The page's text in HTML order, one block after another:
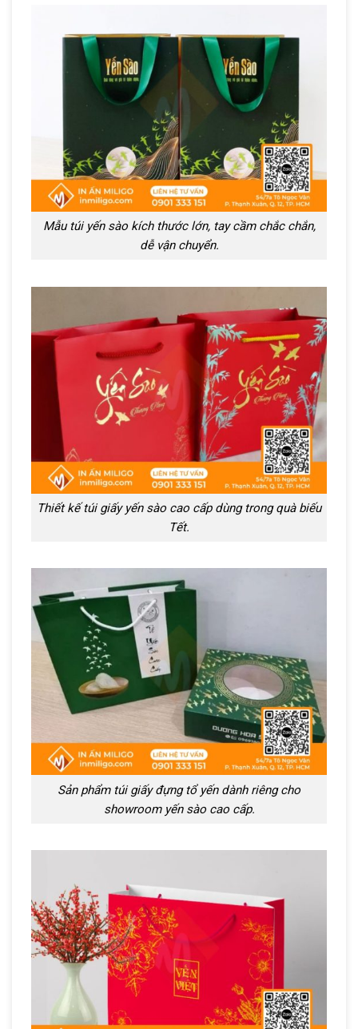
Mẫu túi yến sào kích thước lớn, tay cầm chắc chắn,
dễ vận chuyển.
Thiết kế túi giấy yến sào cao cấp dùng trong quà biếu
Tết.
Sản phẩm túi giấy đựng tổ yến dành riêng cho
showroom yến sào cao cấp.